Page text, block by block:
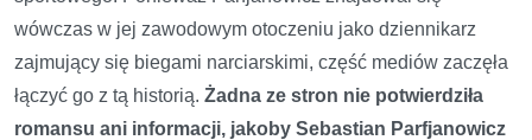
wówczas w jej zawodowym otoczeniu jako dziennikarz
zajmujący się biegami narciarskimi, część mediów zaczęła
łączyć go z tą historią. Żadna ze stron nie potwierdziła
romansu ani informacji, jakoby Sebastian Parfjanowicz